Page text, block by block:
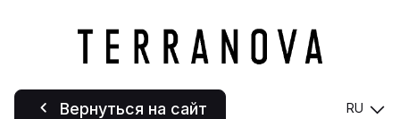
Вернуться на сайт RU